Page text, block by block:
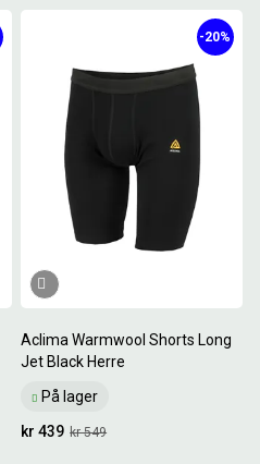
Aclima Warmwool Shorts Long
Jet Black Herre
På lager
-20%
kr 549
kr 439